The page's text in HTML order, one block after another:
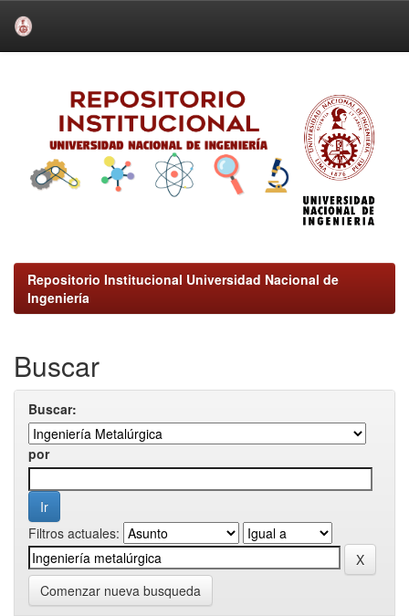
Repositorio Institucional Universidad Nacional de
Ingeniería
Buscar
Buscar:
por
Filtros actuales:
Comenzar nueva busqueda